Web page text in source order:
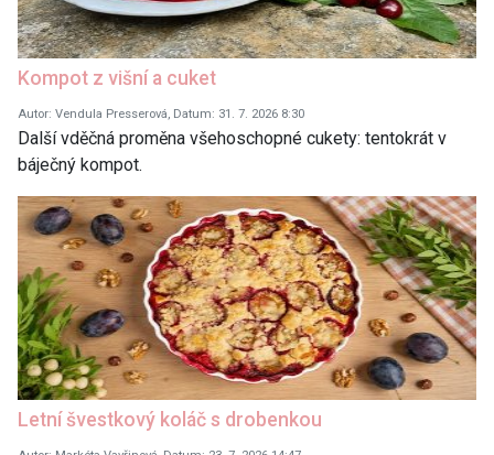
Kompot z višní a cuket
Autor: Vendula Presserová, Datum: 31. 7. 2026 8:30
Další vděčná proměna všehoschopné cukety: tentokrát v
báječný kompot.
Letní švestkový koláč s drobenkou